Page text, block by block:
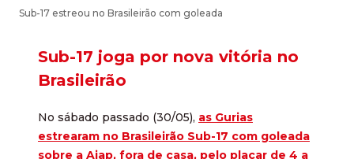
Sub-17 estreou no Brasileirão com goleada
Sub-17 joga por nova vitória no
Brasileirão
No sábado passado (30/05), as Gurias
estrearam no Brasileirão Sub-17 com goleada
sobre a Ajap, fora de casa, pelo placar de 4 a